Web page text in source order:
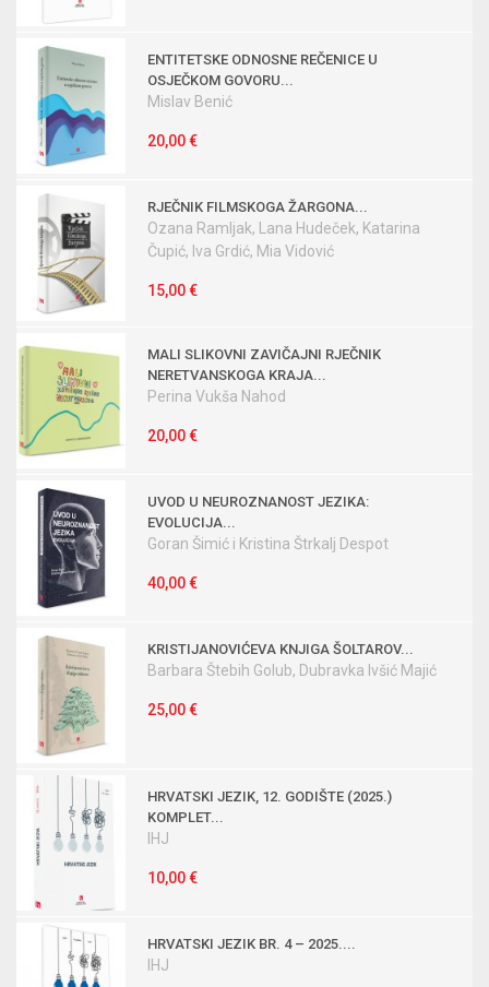
ENTITETSKE ODNOSNE REČENICE U
OSJEČKOM GOVORU...
Mislav Benić
20,00 €
RJEČNIK FILMSKOGA ŽARGONA...
Ozana Ramljak, Lana Hudeček, Katarina
Čupić, Iva Grdić, Mia Vidović
15,00 €
MALI SLIKOVNI ZAVIČAJNI RJEČNIK
NERETVANSKOGA KRAJA...
Perina Vukša Nahod
20,00 €
UVOD U NEUROZNANOST JEZIKA:
EVOLUCIJA...
Goran Šimić i Kristina Štrkalj Despot
40,00 €
KRISTIJANOVIĆEVA KNJIGA ŠOLTAROV...
Barbara Štebih Golub, Dubravka Ivšić Majić
25,00 €
HRVATSKI JEZIK, 12. GODIŠTE (2025.)
KOMPLET...
IHJ
10,00 €
HRVATSKI JEZIK BR. 4 – 2025....
IHJ